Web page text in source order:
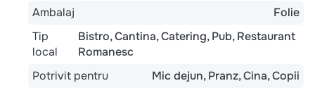
Ambalaj
Folie
Tip
local
Bistro Cantina Catering Pub Restaurant
Romanesc
Potrivit pentru
Mic dejun Pranz Cina Copii